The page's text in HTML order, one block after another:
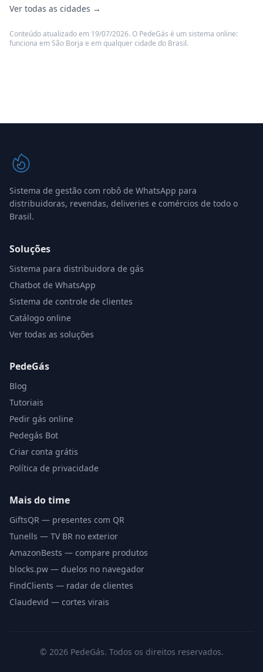
Ver todas as cidades →
Conteúdo atualizado em 19/07/2026. O PedeGás é um sistema online:
funciona em São Borja e em qualquer cidade do Brasil.
Sistema de gestão com robô de WhatsApp para
distribuidoras, revendas, deliveries e comércios de todo o
Brasil.
Soluções
Sistema para distribuidora de gás
Chatbot de WhatsApp
Sistema de controle de clientes
Catálogo online
Ver todas as soluções
PedeGás
Blog
Tutoriais
Pedir gás online
Pedegás Bot
Criar conta grátis
Política de privacidade
Mais do time
GiftsQR — presentes com QR
Tunells — TV BR no exterior
AmazonBests — compare produtos
blocks.pw — duelos no navegador
FindClients — radar de clientes
Claudevid — cortes virais
© 2026PedeGás. Todos os direitos reservados.